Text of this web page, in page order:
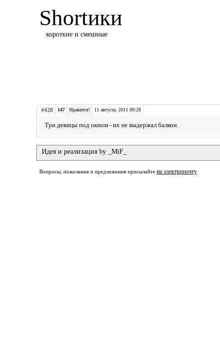
Shortики
короткие и смешные
#428 147 Нравится! 11 августа, 2011 09:28
Три девицы под окном - их не выдержал балкон.
Идея и реализация by _MiF_
Вопросы, пожелания и предложения присылайте на электропочту